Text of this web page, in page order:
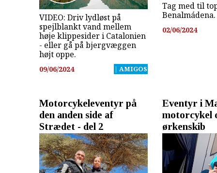
VIDEO: Driv lydløst på
spejlblankt vand mellem
høje klippesider i Catalonien
- eller gå på bjergvæggen
højt oppe.
09/06/2024 | AMIGOS
Tag med til
Benalmádena.
02/06/2024
Motorcykeleventyr på
den anden side af
Strædet - del 2
Eventyr i
motorcykel
ørkenskib